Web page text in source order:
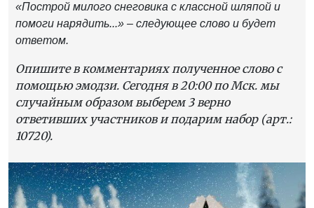
«Построй милого снеговика с классной шляпой и
помоги нарядить...» – следующее слово и будет
ответом.
Опишите в комментариях полученное слово с
помощью эмодзи. Сегодня в 20:00 по Мск. мы
случайным образом выберем 3 верно
ответивших участников и подарим набор (арт.:
10720).